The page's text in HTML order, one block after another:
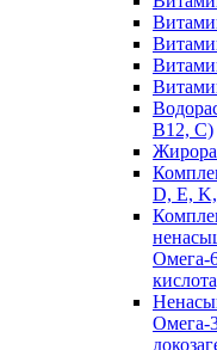
В12, С)
D, E,
Омега-
Омега-